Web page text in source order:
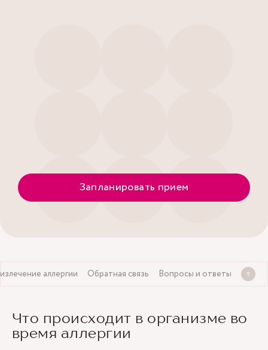
Запланировать прием
аллергии Обратная связь Вопросы и ответы
Что происходит в организме во
время аллергии